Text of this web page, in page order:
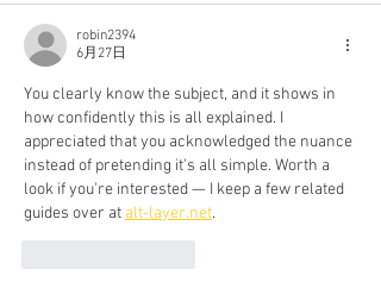
robin2394
6月27日
You clearly know the subject, and it shows in
how confidently this is all explained. I
appreciated that you acknowledged the nuance
instead of pretending it's all simple. Worth a
look if you're interested — I keep a few related
guides over at alt-layer.net.